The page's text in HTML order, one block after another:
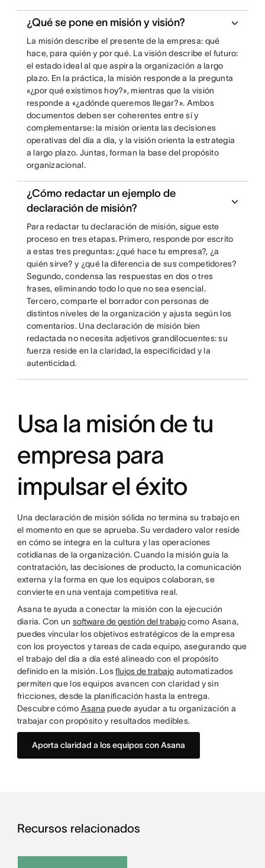
¿Qué se pone en misión y visión?
La misión describe el presente de la empresa: qué
hace, para quién y por qué. La visión describe el futuro:
el estado ideal al que aspira la organización a largo
plazo. En la práctica, la misión responde a la pregunta
«¿por qué existimos hoy?», mientras que la visión
responde a «¿adónde queremos llegar?». Ambos
documentos deben ser coherentes entre sí y
complementarse: la misión orienta las decisiones
operativas del día a día, y la visión orienta la estrategia
a largo plazo. Juntas, forman la base del propósito
organizacional.
¿Cómo redactar un ejemplo de
declaración de misión?
Para redactar tu declaración de misión, sigue este
proceso en tres etapas. Primero, responde por escrito
a estas tres preguntas: ¿qué hace tu empresa?, ¿a
quién sirve? y ¿qué la diferencia de sus competidores?
Segundo, condensa las respuestas en dos o tres
frases, eliminando todo lo que no sea esencial.
Tercero, comparte el borrador con personas de
distintos niveles de la organización y ajusta según los
comentarios. Una declaración de misión bien
redactada no necesita adjetivos grandilocuentes: su
fuerza reside en la claridad, la especificidad y la
autenticidad.
Usa la misión de tu
empresa para
impulsar el éxito
Una declaración de misión sólida no termina su trabajo en
el momento en que se aprueba. Su verdadero valor reside
en cómo se integra en la cultura y las operaciones
cotidianas de la organización. Cuando la misión guía la
contratación, las decisiones de producto, la comunicación
externa y la forma en que los equipos colaboran, se
convierte en una ventaja competitiva real.
Asana te ayuda a conectar la misión con la ejecución
diaria. Con un software de gestión del trabajocomo Asana,
puedes vincular los objetivos estratégicos de la empresa
con los proyectos y tareas de cada equipo, asegurando que
el trabajo del día a día esté alineado con el propósito
definido en la misión. Losflujos de trabajo automatizados
permiten que los equipos avancen con claridad y sin
fricciones, desde la planificación hasta la entrega.
Descubre cómo Asana puede ayudar a tu organización a
trabajar con propósito y resultados medibles.
Aporta claridad a los equipos con Asana
Recursos relacionados